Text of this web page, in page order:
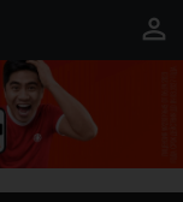
perm_identity